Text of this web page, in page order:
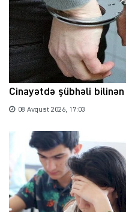
Cinayətdə şübhəli bilinən
08 Avqust 2026, 17:03